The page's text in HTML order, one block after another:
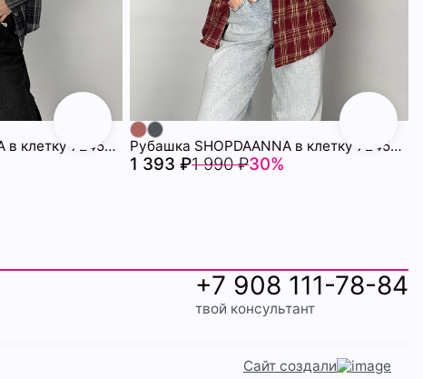
Рубашка SHOPDAANNA в клетку 72459023\1008 Рубашка SHOPDAANNA в клетку 72459019\428
1 393 ₽1 990 ₽30%
+7 908 111-78-84
твой консультант
Сайт создали